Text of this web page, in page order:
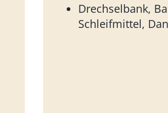
Drechselbank,
Schleifmittel,